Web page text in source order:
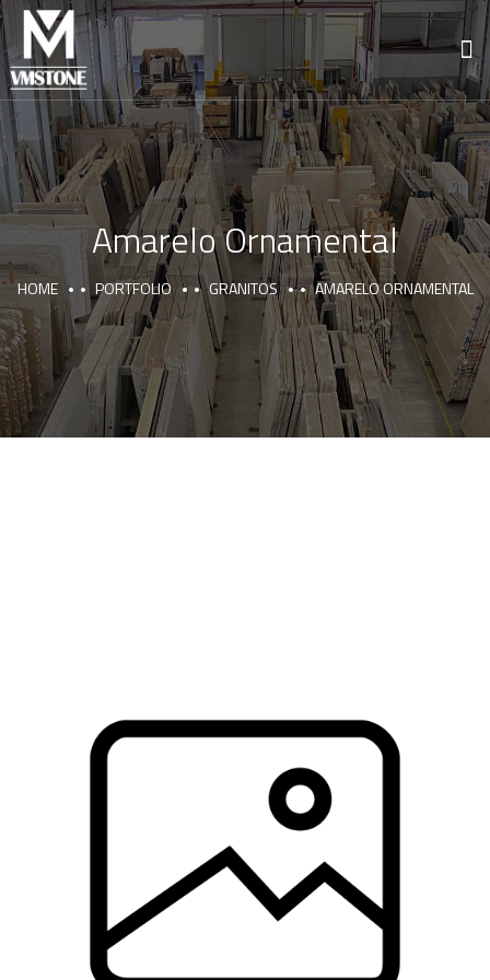
Amarelo Ornamental
HOME PORTFOLIO GRANITOS AMARELO ORNAMENTAL